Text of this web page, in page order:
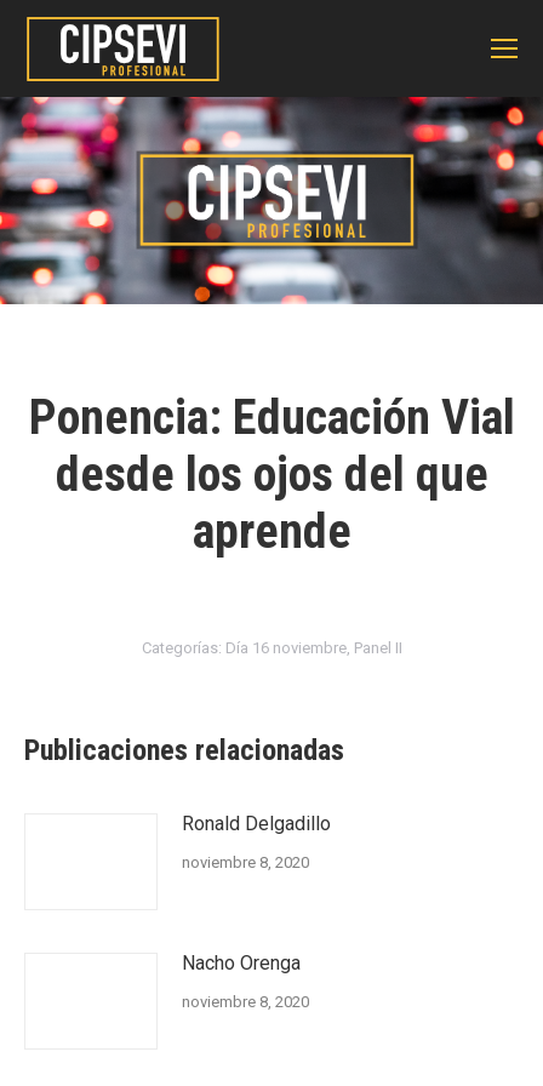
Ponencia: Educación Vial
desde los ojos del que
aprende
Categorías: Día 16 noviembre, Panel II
Publicaciones relacionadas
Ronald Delgadillo
noviembre 8, 2020
Nacho Orenga
noviembre 8, 2020